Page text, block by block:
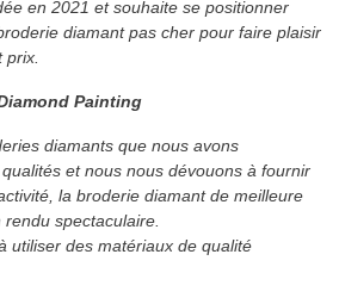
en 2021 et souhaite se positionner
diamant pas cher pour faire plaisir
Painting
diamants que nous avons
et nous nous dévouons à fournir
la broderie diamant de meilleure
spectaculaire.
utiliser des matériaux de qualité